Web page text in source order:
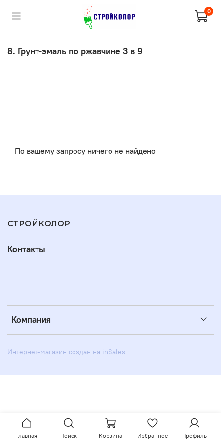
0
8. Грунт-эмаль по ржавчине 3 в 9
По вашему запросу ничего не найдено
СТРОЙКОЛОР
Компания
Контакты
Интернет-магазин создан на inSales
Главная Поиск Корзина Избранное Профиль